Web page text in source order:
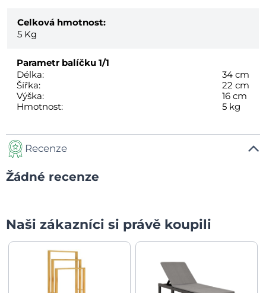
Celková hmotnost:
5 Kg
Parametr balíčku 1/1
Délka:
34 cm
Šířka:
22 cm
Výška:
16 cm
Hmotnost:
5 kg
Recenze
Žádné recenze
Naši zákazníci si právě koupili